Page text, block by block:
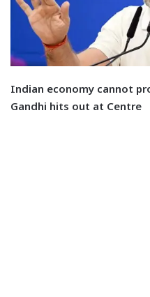
Indian economy cannot
Gandhi hits out at Centre